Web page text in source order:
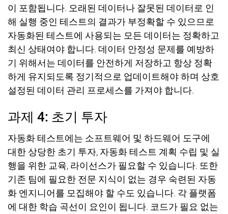
이 포함됩니다. 오래된 데이터나 잘못된 데이터로 인
해 실행 중인 테스트의 결과가 부정확할 수 있으므로
자동화된 테스트에 사용되는 모든 데이터는 정확하고
최신 상태여야 합니다. 데이터 안정성 문제를 예방하
기 위해서는 데이터를 안전하게 저장하고 항상 정확
하게 유지되도록 정기적으로 업데이트해야 하며 상호
설정된 데이터 관리 프로세스를 가져야 합니다.
과제 4: 초기 투자
자동화 테스트에는 소프트웨어 및 하드웨어 도구에
대한 상당한 초기 투자, 자동화 테스트 계획 수립 및 실
행을 위한 교육, 라이선스가 필요할 수 있습니다. 또한
기존 팀에 필요한 전문 지식이 없는 경우 숙련된 자동
화 엔지니어를 모집해야 할 수도 있습니다. 각 플랫폼
에 대한 학습 곡선이 요인이 됩니다. 코드가 필요 없는